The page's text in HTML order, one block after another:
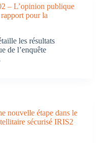
– L’opinion publique
pour la
les résultats
de l’enquête
nouvelle étape dans le
sécurisé IRIS2